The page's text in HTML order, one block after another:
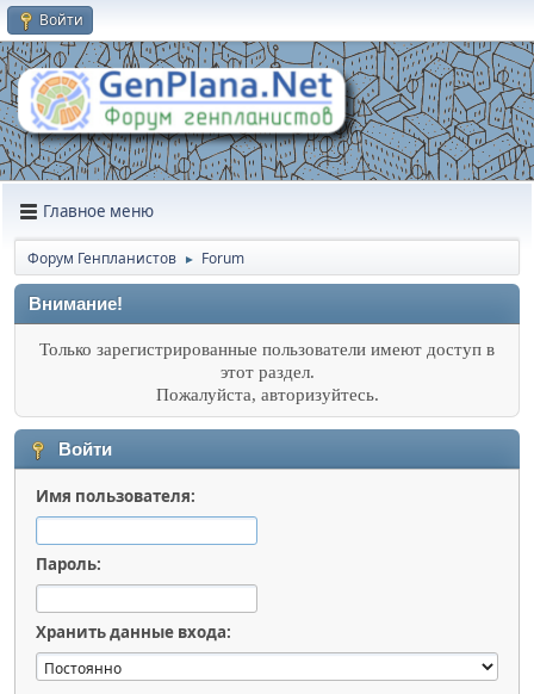
Войти
Главное меню
Форум Генпланистов ► Forum
Внимание!
Только зарегистрированные пользователи имеют доступ в
этот раздел.
Пожалуйста, авторизуйтесь.
Войти
Имя пользователя:
Пароль:
Хранить данные входа: